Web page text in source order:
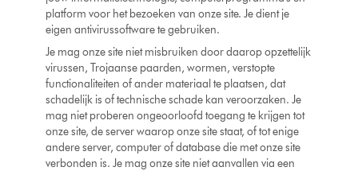
platform voor het bezoeken van onze site. Je dient je
eigen antivirussoftware te gebruiken.
Je mag onze site niet misbruiken door daarop opzettelijk
virussen, Trojaanse paarden, wormen, verstopte
functionaliteiten of ander materiaal te plaatsen, dat
schadelijk is of technische schade kan veroorzaken. Je
mag niet proberen ongeoorloofd toegang te krijgen tot
onze site, de server waarop onze site staat, of tot enige
andere server, computer of database die met onze site
verbonden is. Je mag onze site niet aanvallen via een